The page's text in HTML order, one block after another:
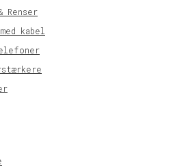
Renser
kabel